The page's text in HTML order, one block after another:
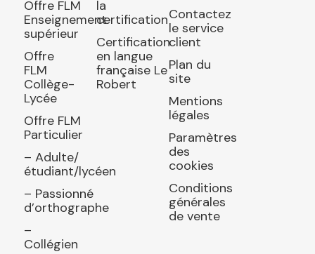
Offre FLM
Enseignement
supérieur
Offre
FLM
Collège-
Lycée
Offre FLM
Particulier
– Adulte/
étudiant/lycéen
– Passionné
d’orthographe
–
Collégien
la
certification
Certification
en langue
française Le
Robert
Contactez
le service
client
Plan du
site
Mentions
légales
Paramètres
des
cookies
Conditions
générales
de vente